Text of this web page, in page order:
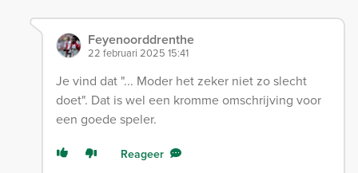
Feyenoorddrenthe
22 februari 2025 15:41
Je vind dat "... Moder het zeker niet zo slecht
doet". Dat is wel een kromme omschrijving voor
een goede speler.
Reageer